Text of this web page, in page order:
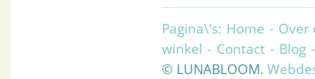
Pagina\'s: Home - Over
winkel - Contact - Blog
© LUNABLOOM.